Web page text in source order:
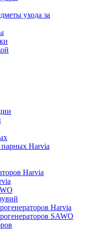
ухода за
парных Harvia
Harvia
Harvia
SAWO